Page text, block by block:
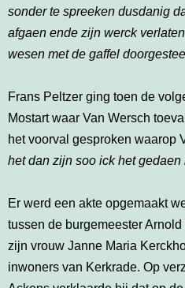
sonder te spreeken dusdanig
afgaen ende zijn werck
wesen met de gaffel
Frans Peltzer ging toen de
Mostart waar Van Wersch
het voorval gesproken waarop
het dan zijn soo ick het gedaen
Er werd een akte opgemaakt
tussen de burgemeester
zijn vrouw Janne Maria
inwoners van Kerkrade. Op